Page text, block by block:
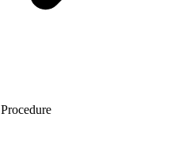
Procedure